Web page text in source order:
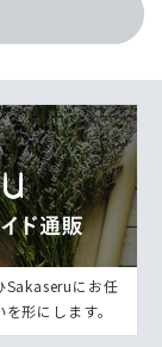
Sakaseruにお任
形にします。